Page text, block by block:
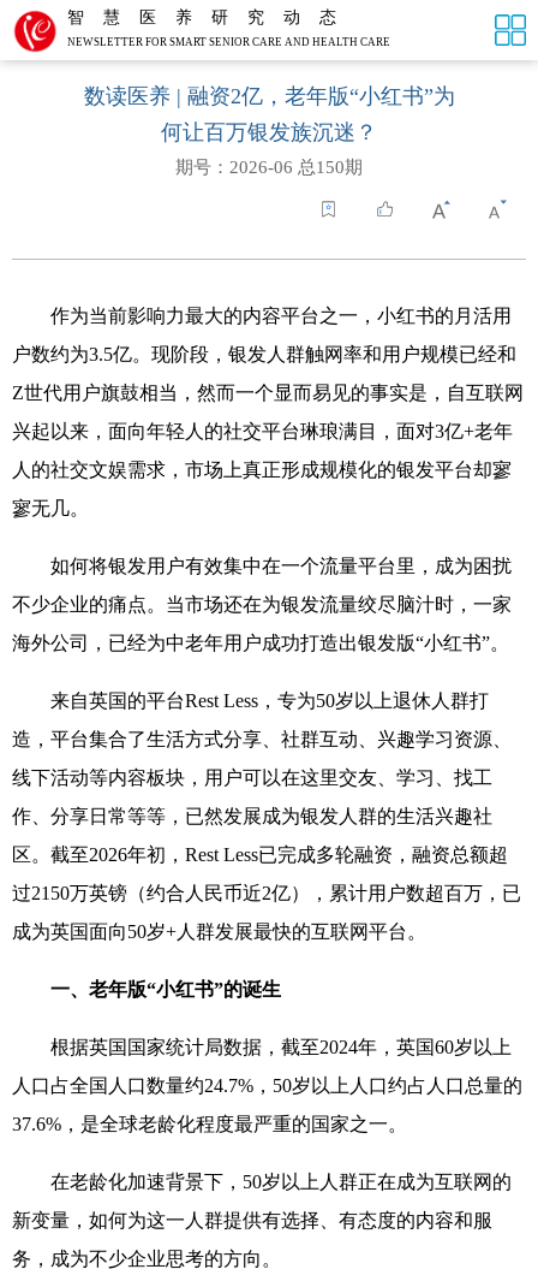
智慧医养研究动态
NEWSLETTER FOR SMART SENIOR CARE AND HEALTH CARE
数读医养 | 融资2亿，老年版“小红书”为
何让百万银发族沉迷？
期号：2026-06 总150期
作为当前影响力最大的内容平台之一，小红书的月活用
户数约为3.5亿。现阶段，银发人群触网率和用户规模已经和
Z世代用户旗鼓相当，然而一个显而易见的事实是，自互联网
兴起以来，面向年轻人的社交平台琳琅满目，面对3亿+老年
人的社交文娱需求，市场上真正形成规模化的银发平台却寥
寥无几。
如何将银发用户有效集中在一个流量平台里，成为困扰
不少企业的痛点。当市场还在为银发流量绞尽脑汁时，一家
海外公司，已经为中老年用户成功打造出银发版“小红书”。
来自英国的平台Rest Less ，专为50岁以上退休人群打
造，平台集合了生活方式分享、社群互动、兴趣学习资源、
线下活动等内容板块，用户可以在这里交友、学习、找工
作、分享日常等等，已然发展成为银发人群的生活兴趣社
区。截至2026年初， Rest Less已完成多轮融资，融资总额超
过2150万英镑（约合人民币近2亿），累计用户数超百万，已
成为英国面向50岁+人群发展最快的互联网平台。
一、老年版“小红书”的诞生
根据英国国家统计局数据，截至2024年，英国60岁以上
人口占全国人口数量约24.7% ， 50岁以上人口约占人口总量的
37.6% ，是全球老龄化程度最严重的国家之一。
在老龄化加速背景下， 50岁以上人群正在成为互联网的
新变量，如何为这一人群提供有选择、有态度的内容和服
务，成为不少企业思考的方向。